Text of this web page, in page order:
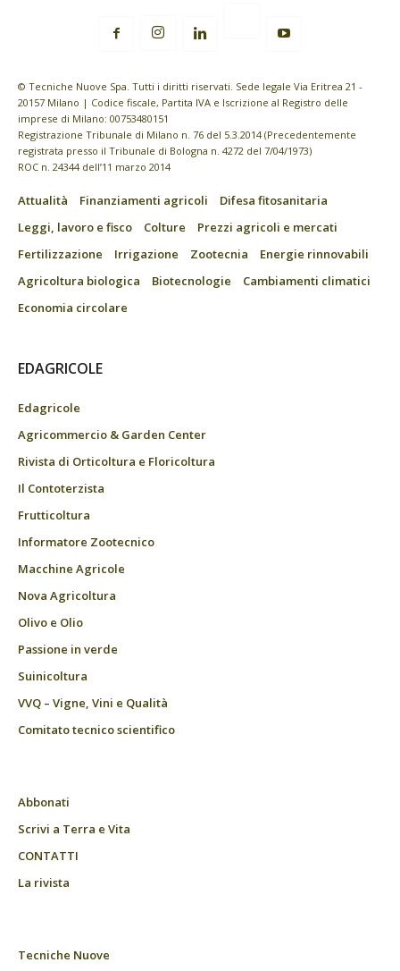
© Tecniche Nuove Spa. Tutti i diritti riservati. Sede legale Via Eritrea 21 -
20157 Milano | Codice fiscale, Partita IVA e Iscrizione al Registro delle
imprese di Milano: 00753480151
Registrazione Tribunale di Milano n. 76 del 5.3.2014 (Precedentemente
registrata presso il Tribunale di Bologna n. 4272 del 7/04/1973)
ROC n. 24344 dell’11 marzo 2014
Attualità Finanziamenti agricoli
Difesa fitosanitaria
Leggi, lavoro e fisco
Colture
Prezzi agricoli e mercati
Fertilizzazione
Irrigazione Zootecnia
Energie rinnovabili
Agricoltura biologica
Biotecnologie
Cambiamenti climatici
Economia circolare
EDAGRICOLE
Edagricole
Agricommercio & Garden Center
Rivista di Orticoltura e Floricoltura
Il Contoterzista
Frutticoltura
Informatore Zootecnico
Macchine Agricole
Nova Agricoltura
Olivo e Olio
Passione in verde
Suinicoltura
VVQ – Vigne, Vini e Qualità
Comitato tecnico scientifico
Abbonati
Scrivi a Terra e Vita
CONTATTI
La rivista
Tecniche Nuove